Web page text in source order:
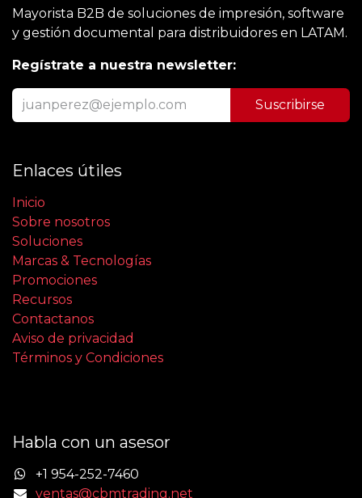
Mayorista B2B de soluciones de impresión, software
y gestión documental para distribuidores en LATAM.
Regístrate a nuestra newsletter:
Suscribirse
Enlaces útiles
Inicio
Sobre nosotros
Soluciones
Marcas & Tecnologías
Promociones
Recursos
Contactanos
Aviso de privacidad
Términos y Condiciones
Habla con un asesor
+1 954-252-7460
ventas@cbmtrading.net